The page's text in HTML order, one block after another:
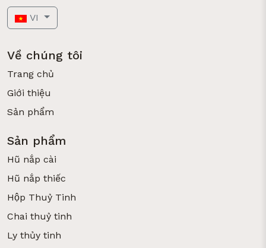
VI
Về chúng tôi
Trang chủ
Giới thiệu
Sản phẩm
Sản phẩm
Hũ nắp cài
Hũ nắp thiếc
Hộp Thuỷ Tinh
Chai thuỷ tinh
Ly thủy tinh